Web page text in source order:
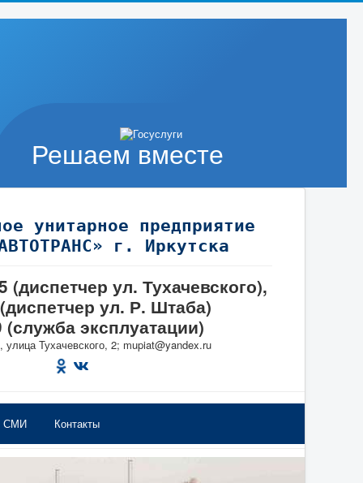
Решаем вместе
унитарное предприятие
г. Иркутска
(диспетчер ул. Тухачевского),
ул. Р. Штаба)
(служба эксплуатации)
улица Тухачевского, 2; mupiat@yandex.ru
СМИ Контакты